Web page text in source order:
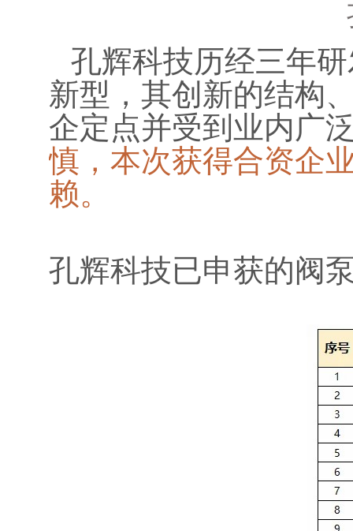
孔辉科技历经三年
新型，其创新的结构
企定点并受到业内广
慎，本次获得合资企
赖。
孔辉科技已申获的阀